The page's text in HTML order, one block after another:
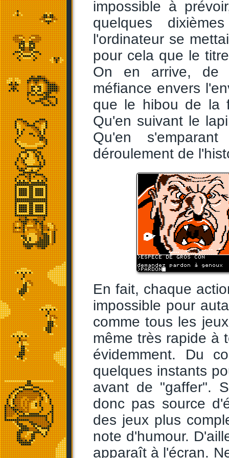
impossible à
quelques
l'ordinateur se
pour cela que le
On en arrive, de
méfiance envers
que le hibou de la
Qu'en suivant le
Qu'en
déroulement de
En fait, chaque
impossible pour
comme tous les
même très rapide à
évidemment. Du
quelques instants
avant de "gaffer".
donc pas source
des jeux plus
note d'humour.
apparaît à l'écran.